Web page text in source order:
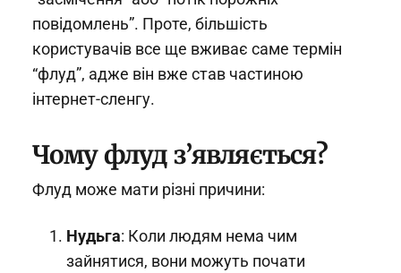
повідомлень”. Проте, більшість
користувачів все ще вживає саме термін
“флуд”, адже він вже став частиною
інтернет-сленгу.
Чому флуд з’являється?
Флуд може мати різні причини:
Нудьга: Коли людям нема чим
зайнятися, вони можуть почати